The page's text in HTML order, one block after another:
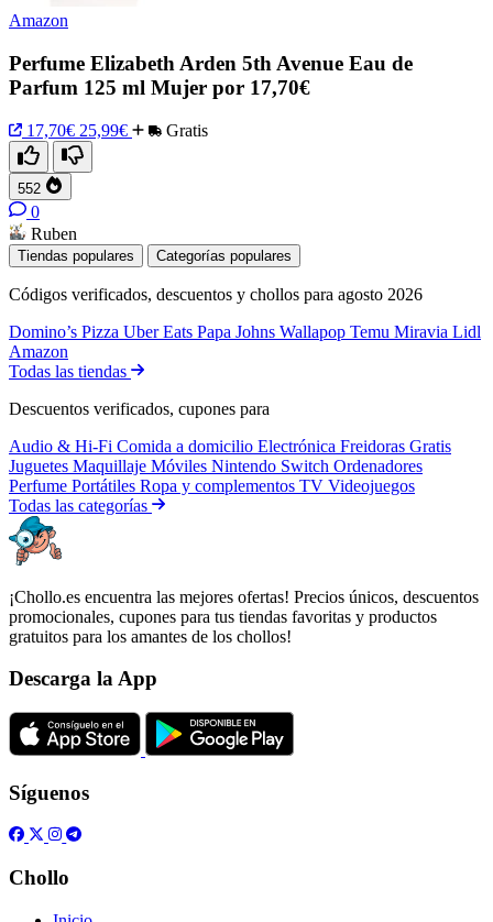
Amazon
Perfume Elizabeth Arden 5th Avenue Eau de
Parfum 125 ml Mujer por 17,70€
17,70€ 25,99€ Gratis
552
0
Ruben
Tiendas populares Categorías populares
Códigos verificados, descuentos y chollos para agosto 2026
Domino’s Pizza Uber Eats Papa Johns Wallapop Temu Miravia Lidl
Amazon
Todas las tiendas
Descuentos verificados, cupones para
Audio & Hi-Fi Comida a domicilio Electrónica Freidoras Gratis
Juguetes Maquillaje Móviles Nintendo Switch Ordenadores
Perfume Portátiles Ropa y complementos TV Videojuegos
Todas las categorías
¡Chollo.es encuentra las mejores ofertas! Precios únicos, descuentos
promocionales, cupones para tus tiendas favoritas y productos
gratuitos para los amantes de los chollos!
Descarga la App
Síguenos
Chollo